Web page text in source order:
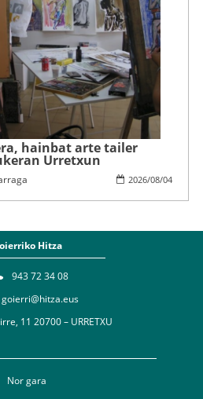
hainbat arte tailer
Urretxun
2026/08/04
Hitza
943 72 34 08
goierri@hitza.eus
11 20700 – URRETXU
Nor gara